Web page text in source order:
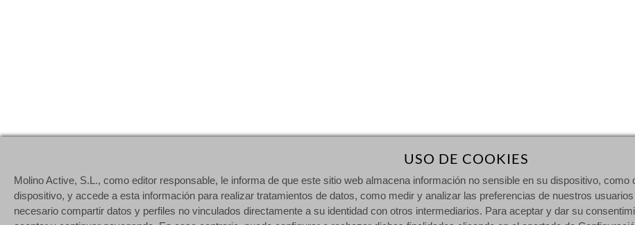
USO DE COOKIES
Molino Active, S.L., como editor responsable, le informa de que este sitio web almacena información no sensible en su dispositivo,
dispositivo, y accede a esta información para realizar tratamientos de datos, como medir y analizar las preferencias de nuestros
necesario compartir datos y perfiles no vinculados directamente a su identidad con otros intermediarios. Para aceptar y dar su